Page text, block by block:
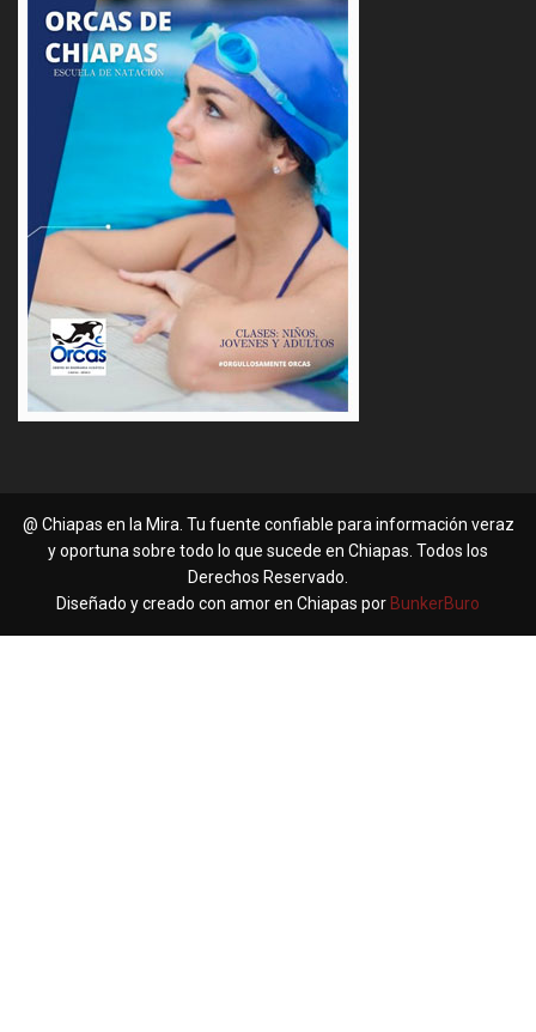
@ Chiapas en la Mira. Tu fuente confiable para información veraz
y oportuna sobre todo lo que sucede en Chiapas. Todos los
Derechos Reservado.
Diseñado y creado con amor en Chiapas por BunkerBuro